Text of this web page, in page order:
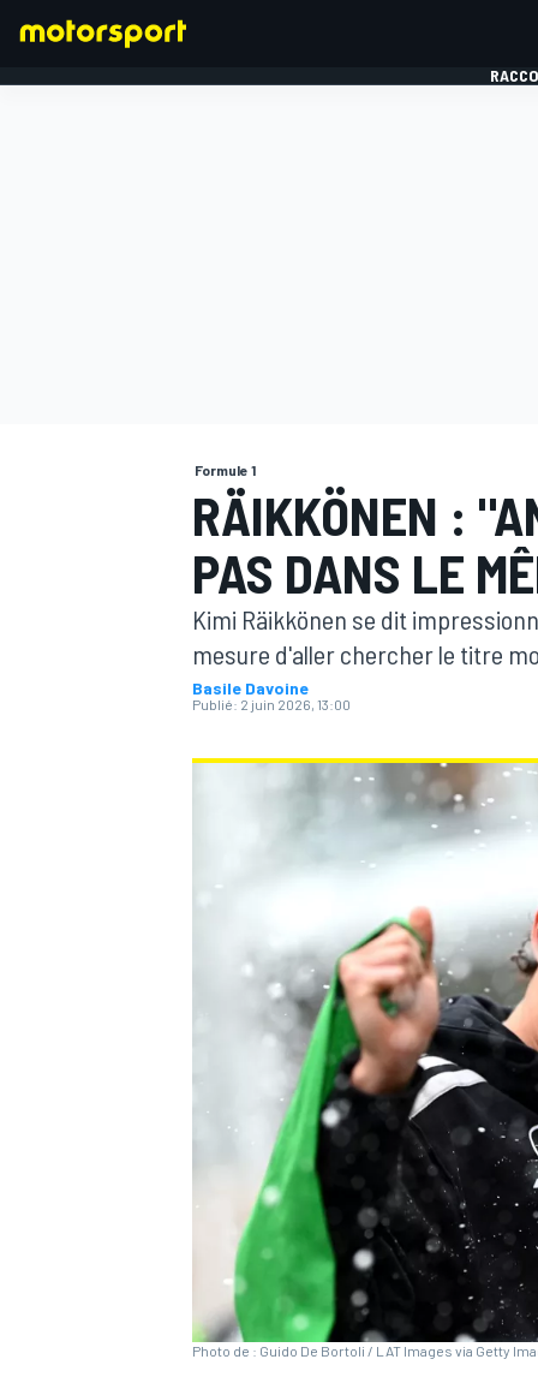
Formule 1
RÄIKKÖNEN :
PAS DANS LE
Kimi Räikkönen se dit
mesure d'aller chercher le titre
Basile Davoine
Publié: 2 juin 2026, 13:00
Photo de : Guido De Bortoli / LAT Images via Getty